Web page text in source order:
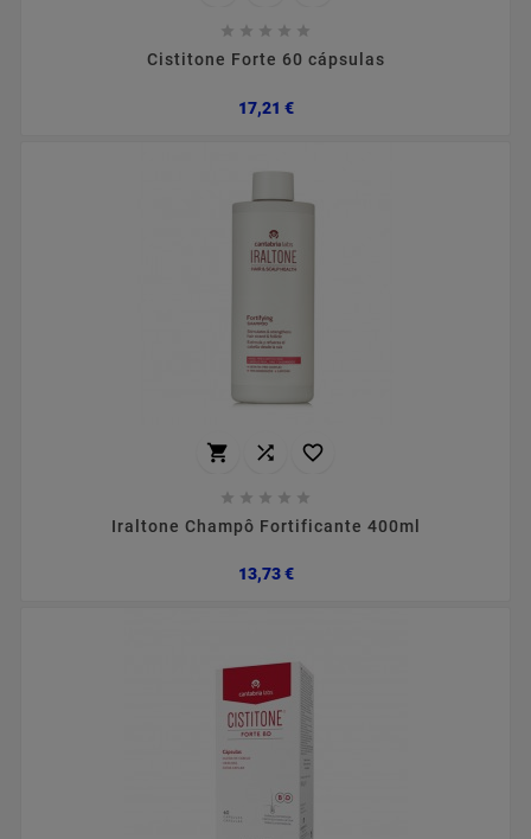
    
Cistitone Forte 60 cápsulas
17,21 €Preço
  
    
Iraltone Champô Fortificante 400ml
13,73 €Preço